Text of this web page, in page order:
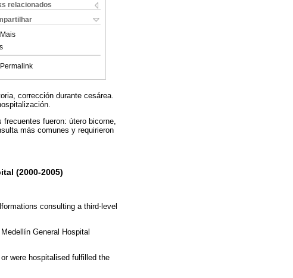
relacionados
Mais
Permalink
corrección durante cesárea.
fueron: útero bicorne,
más comunes y requirieron
(2000-2005)
consulting a third-level
General Hospital
were hospitalised fulfilled the